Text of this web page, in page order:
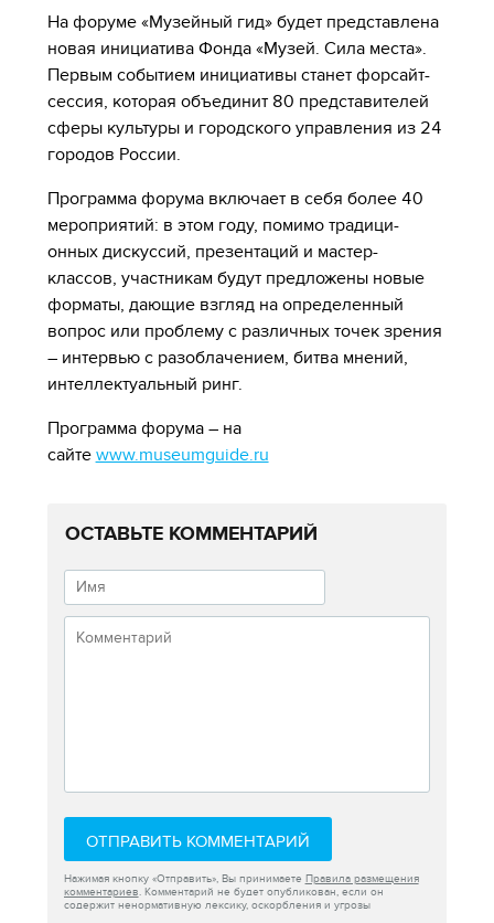
На форуме «Музейный гид» будет представлена
новая инициатива Фонда «Музей. Сила места».
Первым событием инициативы станет форсайт-
сессия, которая объединит 80 представителей
сферы культуры и городского управления из 24
городов России.
Программа форума включает в себя более 40
мероприятий: в этом году, помимо традици-
онных дискуссий, презентаций и мастер-
классов, участникам будут предложены новые
форматы, дающие взгляд на определенный
вопрос или проблему с различных точек зрения
– интервью с разоблачением, битва мнений,
интеллектуальный ринг.
Программа форума – на
сайте www.museumguide.ru
ОСТАВЬТЕ КОММЕНТАРИЙ
ОТПРАВИТЬ КОММЕНТАРИЙ
Нажимая кнопку «Отправить», Вы принимаете Правила размещения
комментариев. Комментарий не будет опубликован, если он
содержит ненормативную лексику, оскорбления и угрозы